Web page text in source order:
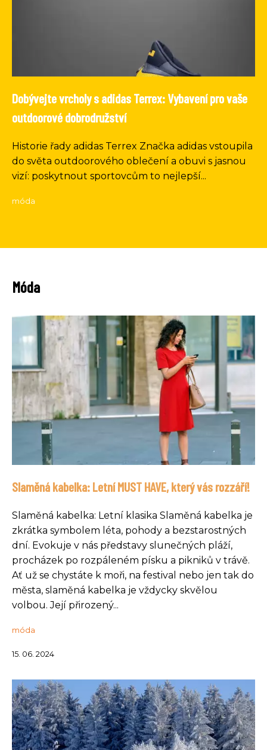
Dobývejte vrcholy s adidas Terrex: Vybavení pro vaše
outdoorové dobrodružství
Historie řady adidas Terrex Značka adidas vstoupila
do světa outdoorového oblečení a obuvi s jasnou
vizí: poskytnout sportovcům to nejlepší...
móda
Móda
Slaměná kabelka: Letní MUST HAVE, který vás rozzáří!
Slaměná kabelka: Letní klasika Slaměná kabelka je
zkrátka symbolem léta, pohody a bezstarostných
dní. Evokuje v nás představy slunečných pláží,
procházek po rozpáleném písku a pikniků v trávě.
Ať už se chystáte k moři, na festival nebo jen tak do
města, slaměná kabelka je vždycky skvělou
volbou. Její přirozený...
móda
15. 06. 2024